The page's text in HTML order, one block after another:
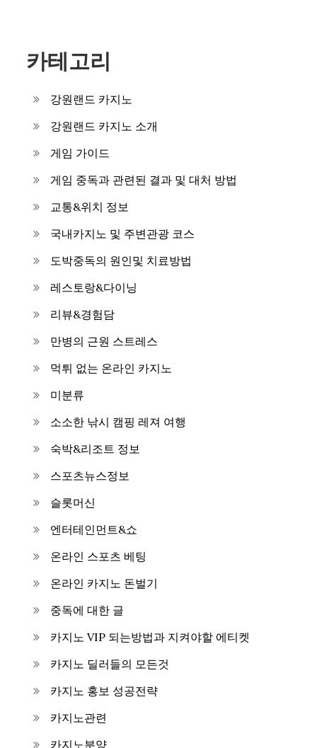
카테고리
강원랜드 카지노
강원랜드 카지노 소개
게임 가이드
게임 중독과 관련된 결과 및 대처 방법
교통&위치 정보
국내카지노 및 주변관광 코스
도박중독의 원인및 치료방법
레스토랑&다이닝
리뷰&경험담
만병의 근원 스트레스
먹튀 없는 온라인 카지노
미분류
소소한 낚시 캠핑 레져 여행
숙박&리조트 정보
스포츠뉴스정보
슬롯머신
엔터테인먼트&쇼
온라인 스포츠 베팅
온라인 카지노 돈벌기
중독에 대한 글
카지노 VIP 되는방법과 지켜야할 에티켓
카지노 딜러들의 모든것
카지노 홍보 성공전략
카지노관련
카지노분양